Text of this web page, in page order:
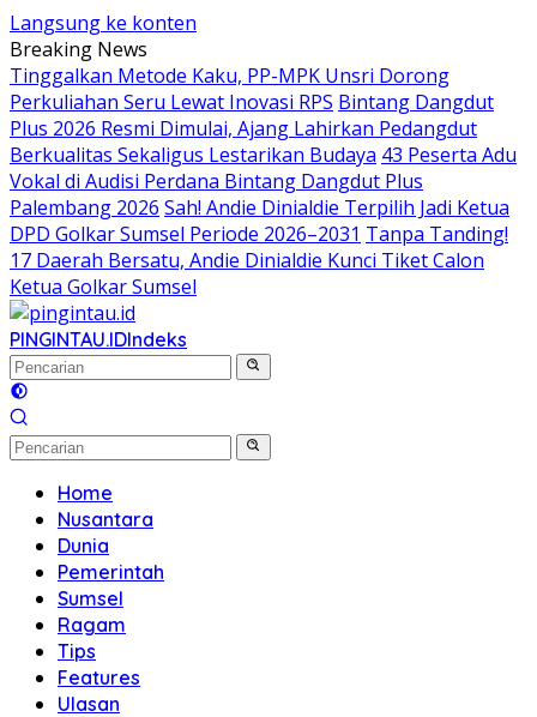
Langsung ke konten
Breaking News
Tinggalkan Metode Kaku, PP-MPK Unsri Dorong
Perkuliahan Seru Lewat Inovasi RPS Bintang Dangdut
Plus 2026 Resmi Dimulai, Ajang Lahirkan Pedangdut
Berkualitas Sekaligus Lestarikan Budaya 43 Peserta Adu
Vokal di Audisi Perdana Bintang Dangdut Plus
Palembang 2026 Sah! Andie Dinialdie Terpilih Jadi Ketua
DPD Golkar Sumsel Periode 2026–2031 Tanpa Tanding!
17 Daerah Bersatu, Andie Dinialdie Kunci Tiket Calon
Ketua Golkar Sumsel
PINGINTAU.IDIndeks
Home
Nusantara
Dunia
Pemerintah
Sumsel
Ragam
Tips
Features
Ulasan